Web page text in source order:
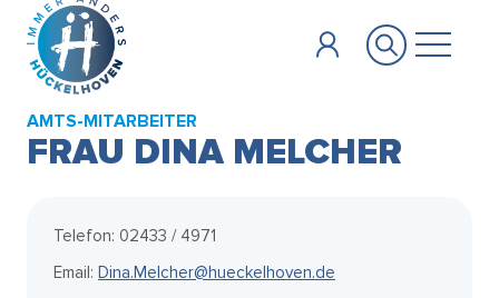
Zum Hauptinhalt springen
AMTS-MITARBEITER
FRAU DINA MELCHER
Telefon: 02433 / 4971
Email: Dina.Melcher@hueckelhoven.de